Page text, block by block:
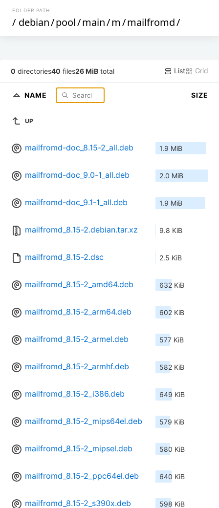
FOLDER PATH
/ debian/pool/main/m/mailfromd/
0 directories40 files26 MiB total List Grid
NAME SIZE
UP
mailfromd-doc_8.15-2_all.deb 1.9 MiB
mailfromd-doc_9.0-1_all.deb 2.0 MiB
mailfromd-doc_9.1-1_all.deb 1.9 MiB
mailfromd_8.15-2.debian.tar.xz 9.8 KiB
mailfromd_8.15-2.dsc 2.5 KiB
mailfromd_8.15-2_amd64.deb 632 KiB
mailfromd_8.15-2_arm64.deb 602 KiB
mailfromd_8.15-2_armel.deb 577 KiB
mailfromd_8.15-2_armhf.deb 582 KiB
mailfromd_8.15-2_i386.deb 649 KiB
mailfromd_8.15-2_mips64el.deb 579 KiB
mailfromd_8.15-2_mipsel.deb 580 KiB
mailfromd_8.15-2_ppc64el.deb 640 KiB
mailfromd_8.15-2_s390x.deb 598 KiB